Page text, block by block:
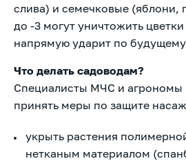
слива) и семечковые (яблони,
до -3 могут уничтожить
напрямую ударит по
Что делать садоводам?
Специалисты МЧС и агрономы
принять меры по защите
укрыть растения
нетканым материалом